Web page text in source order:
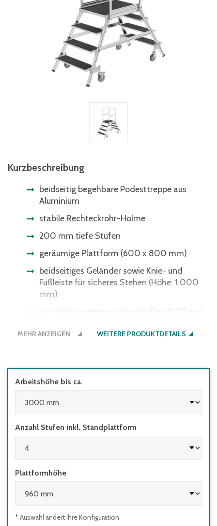
Kurzbeschreibung
beidseitig begehbare Podesttreppe aus
Aluminium
stabile Rechteckrohr-Holme
200 mm tiefe Stufen
geräumige Plattform (600 x 800 mm)
beidseitiges Geländer sowie Knie- und
Fußleiste für sicheres Stehen (Höhe: 1.000
mm)
vier selbstarretierende Lenkrollen Ø 125 mm,
Aufstiegen von Podestleitern mit Steigwinkel
≥60° optional
in verschiedenen Stufen- und
MEHR ANZEIGEN WEITERE PRODUKTDETAILS
Arbeitshöhe bis ca.
Anzahl Stufen inkl. Standplattform
Plattformhöhe
* Auswahl ändert Ihre Konfiguration